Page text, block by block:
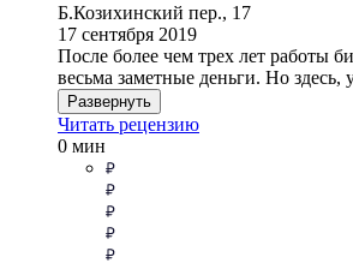
Б.Козихинский пер., 17
17 сентября 2019
После более чем трех лет работы
весьма заметные деньги. Но
Развернуть
Читать рецензию
0 мин